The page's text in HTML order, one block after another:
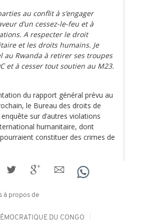
au conflit à s’engager
d’un cessez-le-feu et à
A respecter le droit
et les droits humains. Je
au Rwanda à retirer ses troupes
et à cesser tout soutien au M23.
du rapport général prévu au
le Bureau des droits de
sur d’autres violations
humanitaire, dont
constituer des crimes de
à propos de
DU CONGO